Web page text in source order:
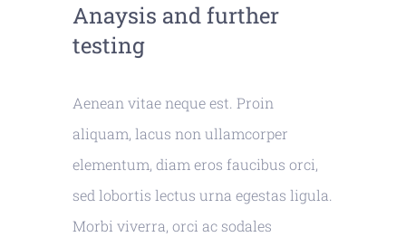
Anaysis and further
testing
Aenean vitae neque est. Proin
aliquam, lacus non ullamcorper
elementum, diam eros faucibus orci,
sed lobortis lectus urna egestas ligula.
Morbi viverra, orci ac sodales